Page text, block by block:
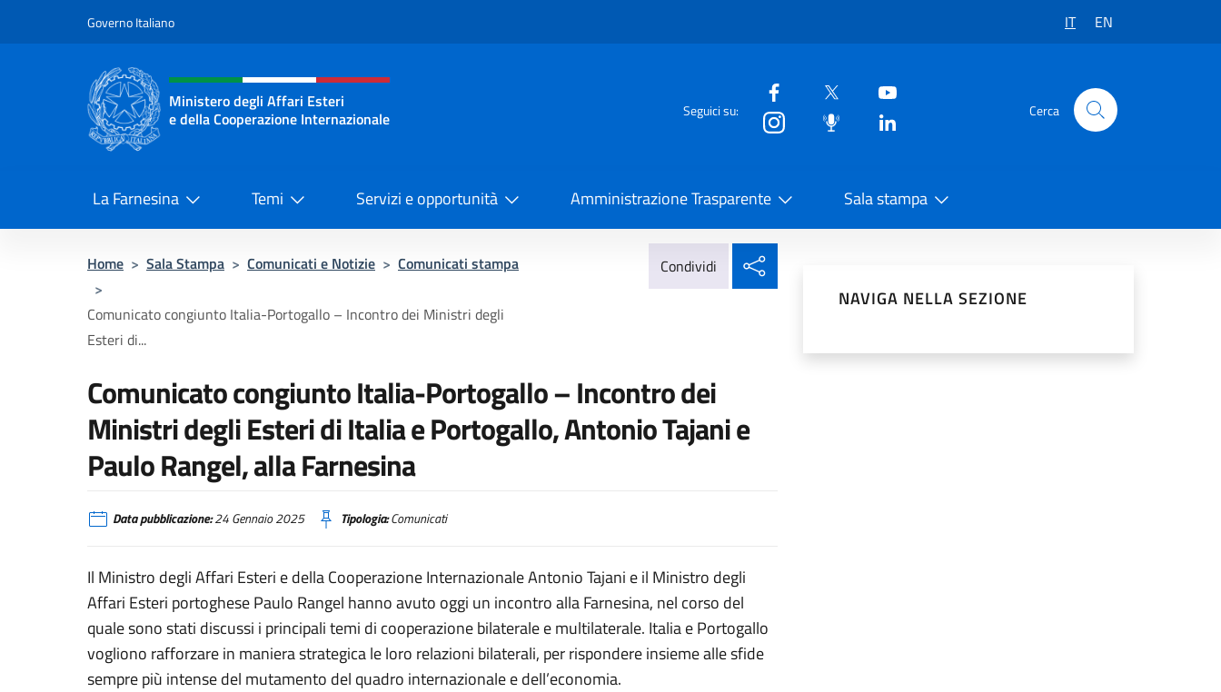
Governo Italiano IT EN
Intestazione sito, social e menù
Ministero degli Affari Esteri
e della Cooperazione Internazionale
Seguici su: Cerca
La Farnesina Temi Servizi e opportunità Amministrazione Trasparente Sala stampa
Home > Sala Stampa > Comunicati e Notizie > Comunicati stampa
>
Comunicato congiunto Italia-Portogallo – Incontro dei Ministri degli
Esteri di...
Condividi
Comunicato congiunto Italia-Portogallo – Incontro dei
Ministri degli Esteri di Italia e Portogallo, Antonio Tajani e
Paulo Rangel, alla Farnesina
Data pubblicazione:24 Gennaio 2025 Tipologia:Comunicati
Il Ministro degli Affari Esteri e della Cooperazione Internazionale Antonio Tajani e il Ministro degli
Affari Esteri portoghese Paulo Rangel hanno avuto oggi un incontro alla Farnesina, nel corso del
quale sono stati discussi i principali temi di cooperazione bilaterale e multilaterale. Italia e Portogallo
vogliono rafforzare in maniera strategica le loro relazioni bilaterali, per rispondere insieme alle sfide
sempre più intense del mutamento del quadro internazionale e dell’economia.
NAVIGA NELLA SEZIONE